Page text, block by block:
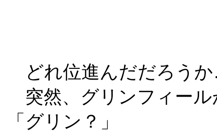
どれ位進んだだろう
突然、グリンフィール
「グリン？」